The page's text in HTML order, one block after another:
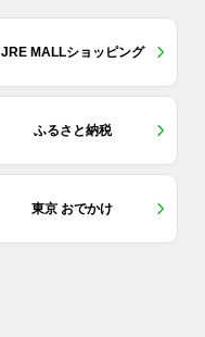
JRE MALLショッピング
ふるさと納税
東京 おでかけ